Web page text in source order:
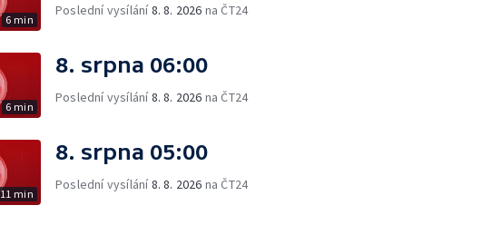
6 min
Poslední vysílání8. 8. 2026 na ČT24
6 min
8. srpna 06:00
Poslední vysílání8. 8. 2026 na ČT24
11 min
8. srpna 05:00
Poslední vysílání8. 8. 2026 na ČT24